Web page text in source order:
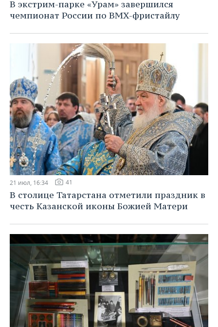
В экстрим-парке «Урам» завершился
чемпионат России по BMX-фристайлу
21 июл, 16:34 41
В столице Татарстана отметили праздник в
честь Казанской иконы Божией Матери